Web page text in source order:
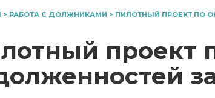
> РАБОТА С ДОЛЖНИКАМИ > ПИЛОТНЫЙ ПРОЕКТ ПО
проект